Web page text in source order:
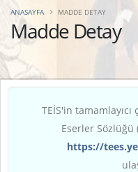
Madde Detay
ANASAYFA MADDE DETAY
TEİS'in tamamlayıcı
Eserler Sözlüğü
https://